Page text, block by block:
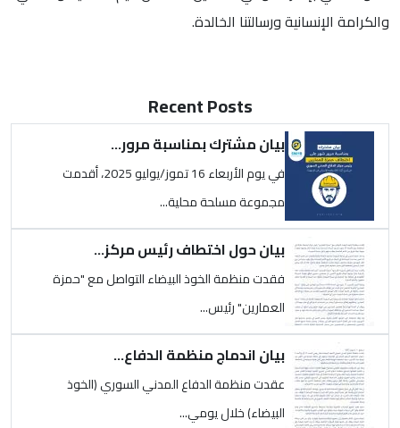
والكرامة الإنسانية ورسالتنا الخالدة.
Recent Posts
الصورة بيان مشترك بمناسبة مرور...
في يوم الأربعاء 16 تموز/يوليو 2025، أقدمت
مجموعة مسلحة محلية...
الصورة بيان حول اختطاف رئيس مركز...
فقدت منظمة الخوذ البيضاء التواصل مع "حمزة
العمارين" رئيس...
الصورة بيان اندماج منظمة الدفاع...
عقدت منظمة الدفاع المدني السوري (الخوذ
البيضاء) خلال يومي...